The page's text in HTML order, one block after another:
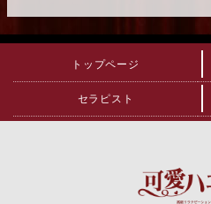
トップページ
セラピスト